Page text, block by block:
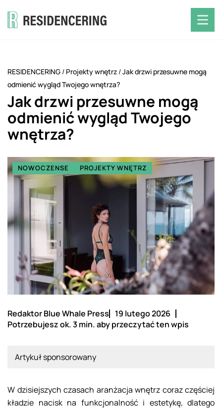
RESIDENCERING / Projekty wnętrz /Jak drzwi przesuwne mogą
odmienić wygląd Twojego wnętrza?
Jak drzwi przesuwne mogą
odmienić wygląd Twojego
wnętrza?
NOWOCZENSE PROJEKTY WNĘTRZ
Redaktor Blue Whale Press
19 lutego 2026
Potrzebujesz ok. 3 min. aby przeczytać ten wpis
Artykuł sponsorowany
W dzisiejszych czasach aranżacja wnętrz coraz częściej
kładzie nacisk na funkcjonalność i estetykę, dlatego